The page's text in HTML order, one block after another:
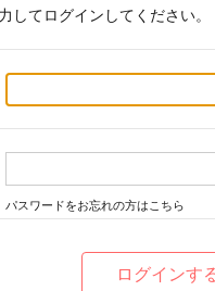
してログインしてください。
パスワードをお忘れの方はこちら